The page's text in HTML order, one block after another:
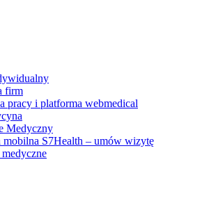
firm
pracy i platforma webmedical
Medyczny
mobilna S7Health – umów wizytę